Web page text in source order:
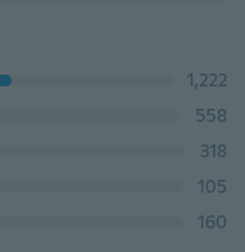
1,222
558
318
105
160